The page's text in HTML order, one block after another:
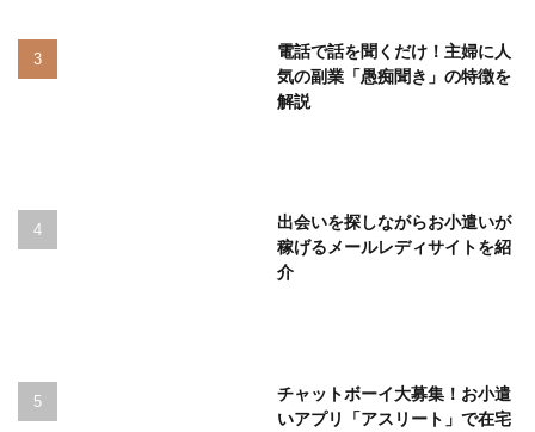
電話で話を聞くだけ！主婦に人
気の副業「愚痴聞き」の特徴を
解説
出会いを探しながらお小遣いが
稼げるメールレディサイトを紹
介
チャットボーイ大募集！お小遣
いアプリ「アスリート」で在宅